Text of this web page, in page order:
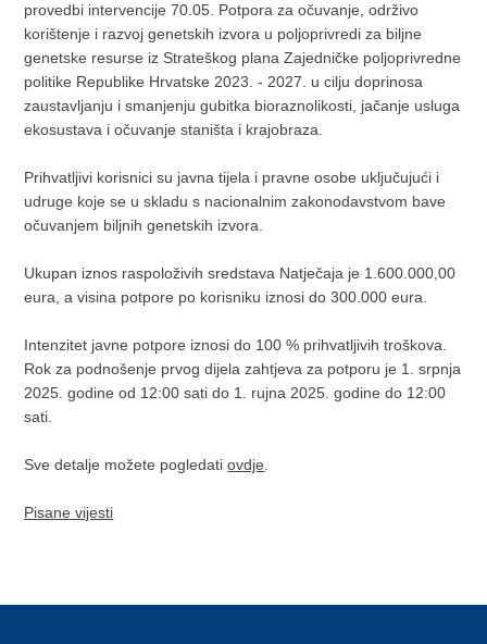
provedbi intervencije 70.05. Potpora za očuvanje, održivo
korištenje i razvoj genetskih izvora u poljoprivredi za biljne
genetske resurse iz Strateškog plana Zajedničke poljoprivredne
politike Republike Hrvatske 2023. - 2027. u cilju doprinosa
zaustavljanju i smanjenju gubitka bioraznolikosti, jačanje usluga
ekosustava i očuvanje staništa i krajobraza.
Prihvatljivi korisnici su javna tijela i pravne osobe uključujući i
udruge koje se u skladu s nacionalnim zakonodavstvom bave
očuvanjem biljnih genetskih izvora.
Ukupan iznos raspoloživih sredstava Natječaja je 1.600.000,00
eura, a visina potpore po korisniku iznosi do 300.000 eura.
Intenzitet javne potpore iznosi do 100 % prihvatljivih troškova.
Rok za podnošenje prvog dijela zahtjeva za potporu je 1. srpnja
2025. godine od 12:00 sati do 1. rujna 2025. godine do 12:00
sati.
Sve detalje možete pogledatiovdje
Pisane vijesti